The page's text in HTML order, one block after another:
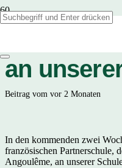
an
Beitrag vom vor 2 Monaten
In den kommenden zwei
französischen Partnerschule,
Angoulême, an unserer